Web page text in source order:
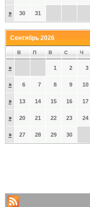
» 30 31
Сентябрь 2026
В П В С Ч
» 1 2 3
» 6 7 8 9 10
» 13 14 15 16 17
» 20 21 22 23 24
» 27 28 29 30